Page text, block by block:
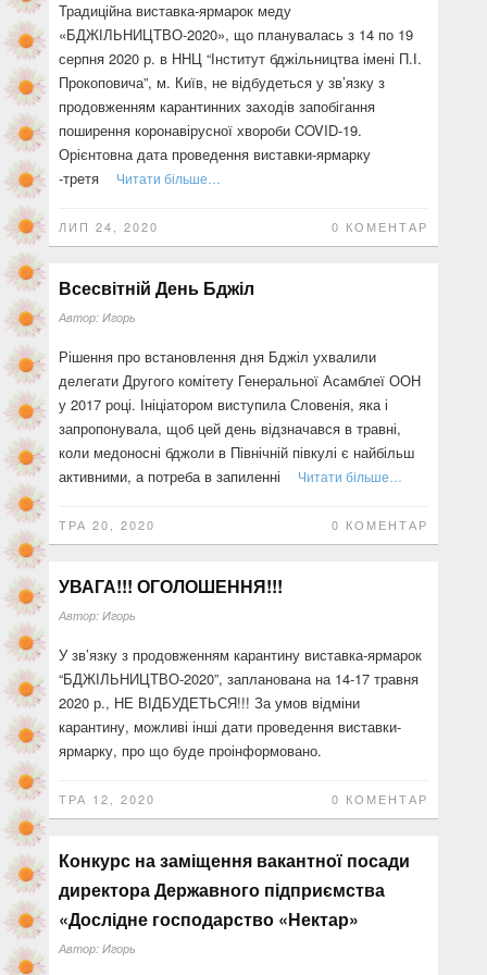
Традиційна виставка-ярмарок меду
«БДЖІЛЬНИЦТВО-2020», що планувалась з 14 по 19
серпня 2020 р. в ННЦ “Інститут бджільництва імені П.І.
Прокоповича”, м. Київ, не відбудеться у зв’язку з
продовженням карантинних заходів запобігання
поширення коронавірусної хвороби COVID-19.
Орієнтовна дата проведення виставки-ярмарку
-третя
Читати більше…
ЛИП 24, 2020 0 КОМЕНТАР
Всесвітній День Бджіл
Автор: Игорь
Рішення про встановлення дня Бджіл ухвалили
делегати Другого комітету Генеральної Асамблеї ООН
у 2017 році. Ініціатором виступила Словенія, яка і
запропонувала, щоб цей день відзначався в травні,
коли медоносні бджоли в Північній півкулі є найбільш
активними, а потреба в запиленні
Читати більше…
ТРА 20, 2020 0 КОМЕНТАР
УВАГА!!! ОГОЛОШЕННЯ!!!
Автор: Игорь
У зв’язку з продовженням карантину виставка-ярмарок
“БДЖІЛЬНИЦТВО-2020”, запланована на 14-17 травня
2020 р., НЕ ВІДБУДЕТЬСЯ!!! За умов відміни
карантину, можливі інші дати проведення виставки-
ярмарку, про що буде проінформовано.
ТРА 12, 2020 0 КОМЕНТАР
Конкурс на заміщення вакантної посади
директора Державного підприємства
«Дослідне господарство «Нектар»
Автор: Игорь